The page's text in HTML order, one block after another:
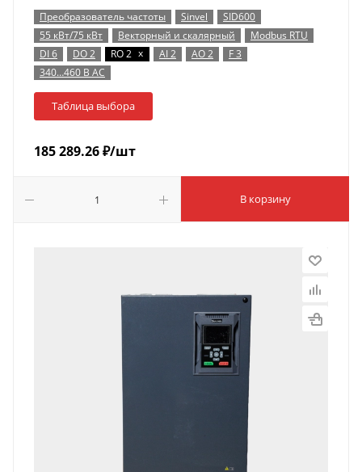
Преобразователь частоты Sinvel
SID600
55 кВт/75 кВт
Векторный и скалярный
Modbus RTU
DI 6
DO 2 RO 2 x AI 2 AO 2
F 3
340…460 В AC
Таблица выбора
185 289.26₽/шт
В корзину